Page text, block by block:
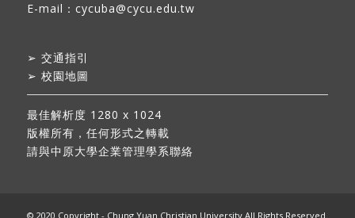
E-mail： cycuba@cycu.edu.tw
➢ 交通指引
➢ 校園地圖
最佳解析度 1280 x 1024
版權所有，任何形式之轉載
請與中原大學企業管理學系聯絡
© 2020 Copyright - Chung Yuan Christian University All Rights Reserved.